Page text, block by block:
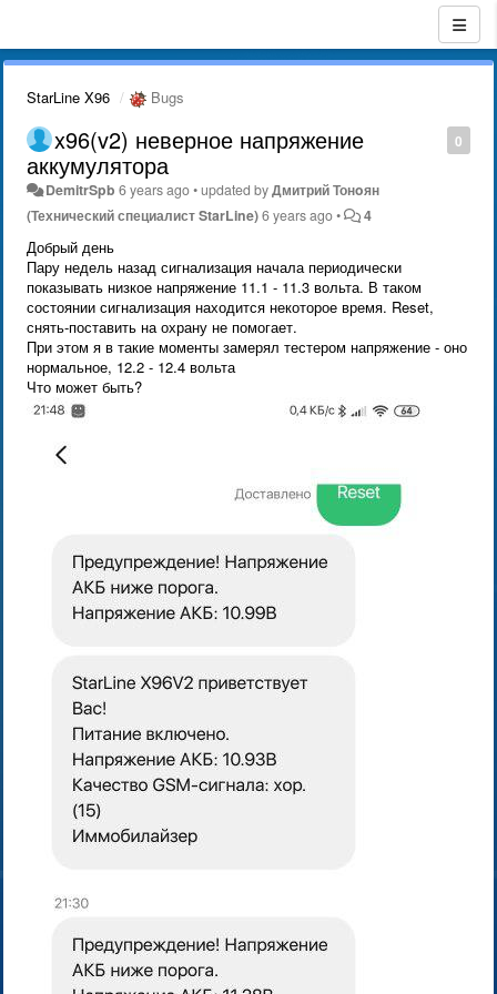
StarLine X96 Bugs
0
x96(v2) неверное напряжение
аккумулятора
DemitrSpb 6 years ago•updated byДмитрий Тонoян
(Технический специалист StarLine)6 years ago• 4
Добрый день
Пару недель назад сигнализация начала периодически
показывать низкое напряжение 11.1 - 11.3 вольта. В таком
состоянии сигнализация находится некоторое время. Reset,
снять-поставить на охрану не помогает.
При этом я в такие моменты замерял тестером напряжение - оно
нормальное, 12.2 - 12.4 вольта
Что может быть?